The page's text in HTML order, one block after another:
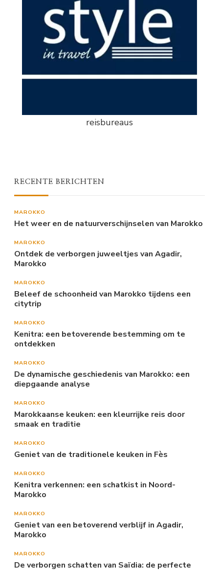
reisbureaus
RECENTE BERICHTEN
MAROKKO
Het weer en de natuurverschijnselen van Marokko
MAROKKO
Ontdek de verborgen juweeltjes van Agadir,
Marokko
MAROKKO
Beleef de schoonheid van Marokko tijdens een
citytrip
MAROKKO
Kenitra: een betoverende bestemming om te
ontdekken
MAROKKO
De dynamische geschiedenis van Marokko: een
diepgaande analyse
MAROKKO
Marokkaanse keuken: een kleurrijke reis door
smaak en traditie
MAROKKO
Geniet van de traditionele keuken in Fès
MAROKKO
Kenitra verkennen: een schatkist in Noord-
Marokko
MAROKKO
Geniet van een betoverend verblijf in Agadir,
Marokko
MAROKKO
De verborgen schatten van Saïdia: de perfecte